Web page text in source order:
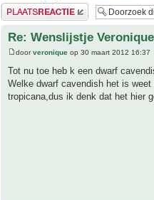
Plaats een reactie
Re: Wenslijstje Veronique
doorveronique op 30 maart 2012 16:37
Tot nu toe heb k een dwarf
Welke dwarf cavendish het is
tropicana,dus ik denk dat het hier